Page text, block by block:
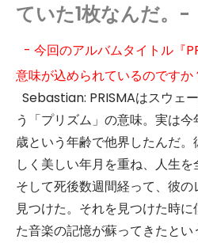
ていた1枚なんだ。-
- 今回のアルバムタイトル『
意味が込められているのですか
Sebastian: PRISMAはスウェ
う「プリズム」の意味。実は
歳という年齢で他界したんだ
しく美しい年月を重ね、人生を
そして死後数週間経って、彼
見つけた。それを見つけた時
た音楽の記憶が蘇ってきたとい